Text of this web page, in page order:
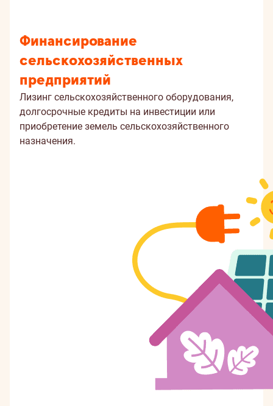
Финансирование
сельскохозяйственных
предприятий
Лизинг сельскохозяйственного оборудования,
долгосрочные кредиты на инвестиции или
приобретение земель сельскохозяйственного
назначения.